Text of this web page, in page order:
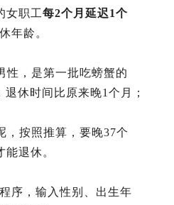
女职工每2个月延迟1个
年龄。
性，是第一批吃螃蟹的
休时间比原来晚1个月；
，按照推算，要晚37个
退休。
序，输入性别、出生年